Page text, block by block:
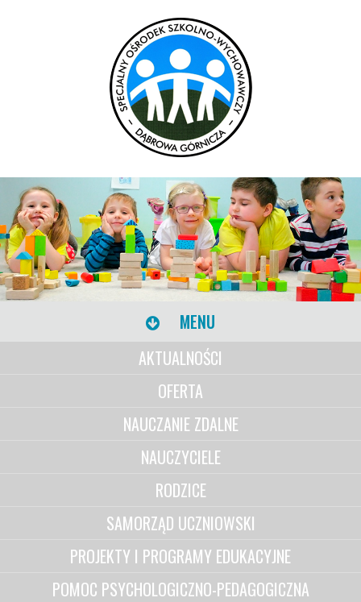
MENU
AKTUALNOŚCI
OFERTA
NAUCZANIE ZDALNE
NAUCZYCIELE
RODZICE
SAMORZĄD UCZNIOWSKI
PROJEKTY I PROGRAMY EDUKACYJNE
POMOC PSYCHOLOGICZNO-PEDAGOGICZNA